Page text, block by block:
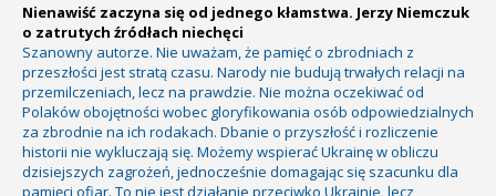
Nienawiść zaczyna się od jednego kłamstwa. Jerzy Niemczuk
o zatrutych źródłach niechęci
Szanowny autorze. Nie uważam, że pamięć o zbrodniach z
przeszłości jest stratą czasu. Narody nie budują trwałych relacji na
przemilczeniach, lecz na prawdzie. Nie można oczekiwać od
Polaków obojętności wobec gloryfikowania osób odpowiedzialnych
za zbrodnie na ich rodakach. Dbanie o przyszłość i rozliczenie
historii nie wykluczają się. Możemy wspierać Ukrainę w obliczu
dzisiejszych zagrożeń, jednocześnie domagając się szacunku dla
pamięci ofiar. To nie jest działanie przeciwko Ukrainie, lecz